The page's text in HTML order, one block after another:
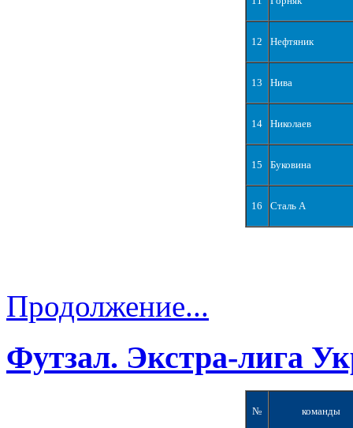
12 Нефтяник
13 Нива
14 Николаев
15 Буковина
16 Сталь А
Продолжение...
Футзал. Экстра-лига
№ команды